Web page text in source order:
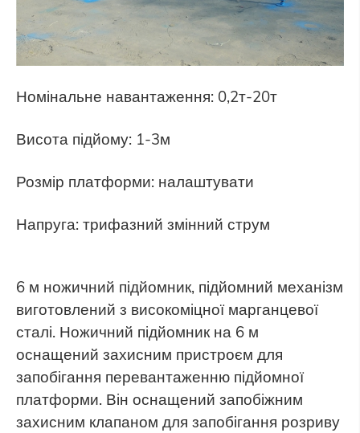
Номінальне навантаження: 0,2т-20т
Висота підйому: 1-3м
Розмір платформи: налаштувати
Напруга: трифазний змінний струм
6 м ножичний підйомник, підйомний механізм
виготовлений з високоміцної марганцевої
сталі. Ножичний підйомник на 6 м
оснащений захисним пристроєм для
запобігання перевантаженню підйомної
платформи. Він оснащений запобіжним
захисним клапаном для запобігання розриву